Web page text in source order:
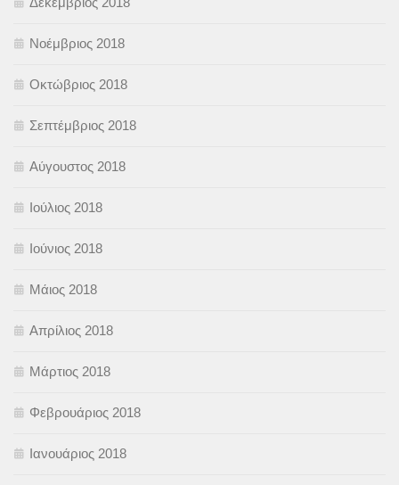
Νοέμβριος 2018
Οκτώβριος 2018
Σεπτέμβριος 2018
Αύγουστος 2018
Ιούλιος 2018
Ιούνιος 2018
Μάιος 2018
Απρίλιος 2018
Μάρτιος 2018
Φεβρουάριος 2018
Ιανουάριος 2018